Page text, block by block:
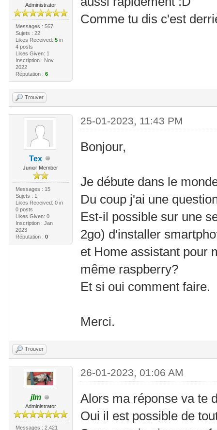
Administrator
Messages : 567
Sujets : 22
Likes Received: 5in
4 posts
Likes Given: 1
Inscription : Nov
2022
Réputation : 6
Comme tu dis c'est
Trouver
Tex
Junior Member
Messages : 15
Sujets : 1
Likes Received: 0in
0 posts
Likes Given: 0
Inscription : Jan
2023
Réputation : 0
25-01-2023, 11:43 PM
Bonjour,
Je débute dans le
Du coup j'ai une
Est-il possible sur une
2go) d'installer
et Home assistant pour
même raspberry?
Et si oui comment faire.
Merci.
Trouver
jlm
Administrator
Messages : 2,421
26-01-2023, 01:06 AM
Alors ma réponse va te
Oui il est possible de